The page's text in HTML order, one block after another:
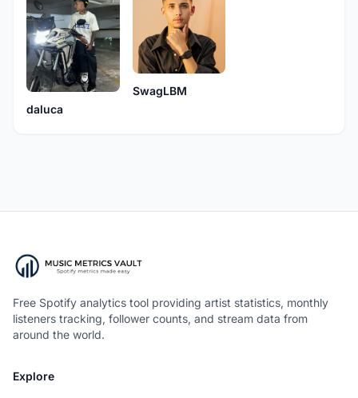
daluca
SwagLBM
Free Spotify analytics tool providing artist statistics, monthly
listeners tracking, follower counts, and stream data from
around the world.
Explore